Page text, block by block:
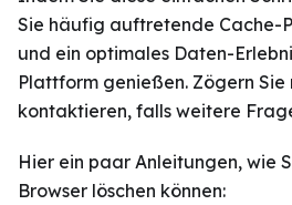
Sie häufig auftretende Cache-
und ein optimales Daten-
Plattform genießen. Zögern Sie
kontaktieren, falls weitere
Hier ein paar Anleitungen, wie
Browser löschen können: